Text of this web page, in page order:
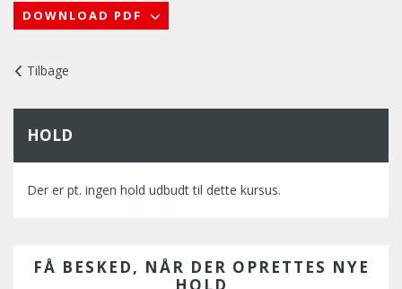
DOWNLOAD PDF
Tilbage
HOLD
Der er pt. ingen hold udbudt til dette kursus.
FÅ BESKED, NÅR DER OPRETTES NYE
HOLD